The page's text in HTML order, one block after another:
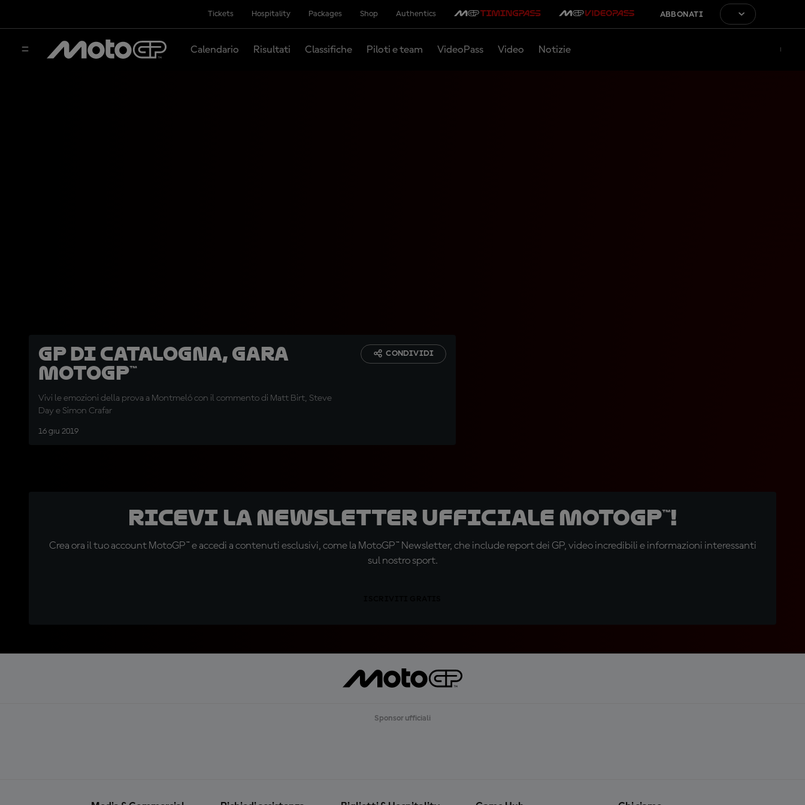
Tickets Hospitality Packages Shop Authentics ABBONATI
Calendario Risultati Classifiche Piloti e team VideoPass Video Notizie
GP di Catalogna, gara
MotoGP™
Vivi le emozioni della prova a Montmeló con il commento di Matt Birt, Steve
Day e Simon Crafar
16 giu 2019
CONDIVIDI
Ricevi la newsletter ufficiale MotoGP™!
Crea ora il tuo account MotoGP™ e accedi a contenuti esclusivi, come la MotoGP™ Newsletter, che include report dei GP, video incredibili e informazioni interessanti
sul nostro sport.
Sponsor ufficiali